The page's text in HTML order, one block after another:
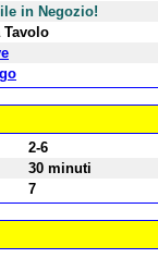
in Negozio!
Tavolo
2-6
30 minuti
7